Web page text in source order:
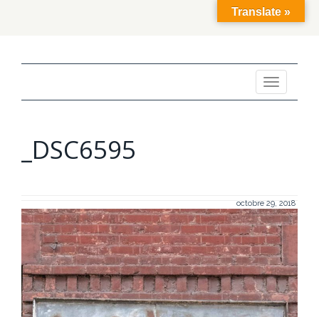
Toggle
navigation
_DSC6595
octobre 29, 2018
Translate »